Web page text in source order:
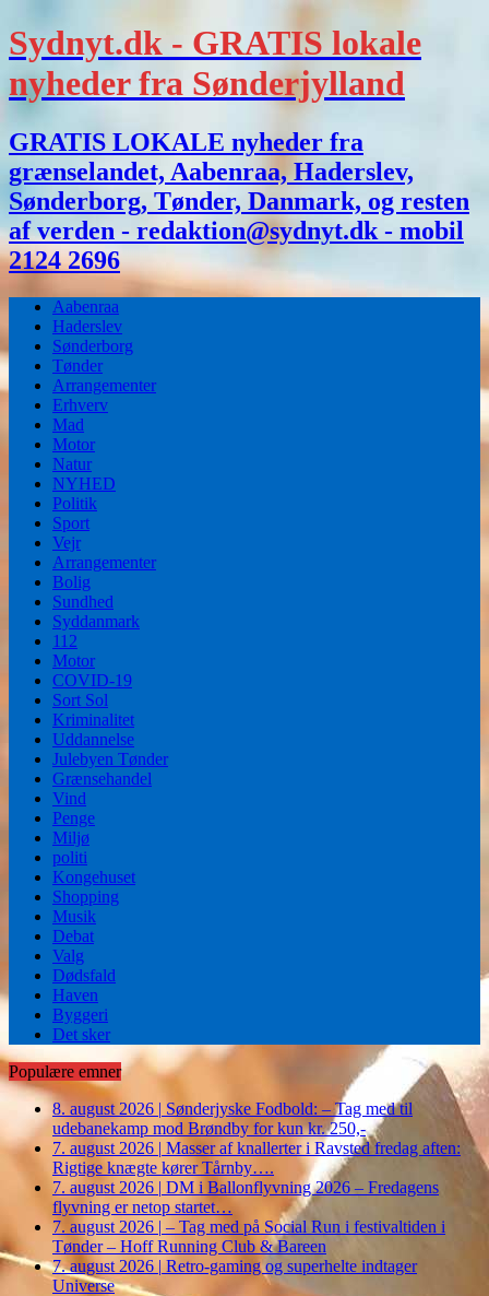
Sydnyt.dk - GRATIS lokale
nyheder fra Sønderjylland
GRATIS LOKALE nyheder fra
grænselandet, Aabenraa, Haderslev,
Sønderborg, Tønder, Danmark, og resten
af verden - redaktion@sydnyt.dk - mobil
2124 2696
Aabenraa
Haderslev
Sønderborg
Tønder
Arrangementer
Erhverv
Mad
Motor
Natur
NYHED
Politik
Sport
Vejr
Arrangementer
Bolig
Sundhed
Syddanmark
112
Motor
COVID-19
Sort Sol
Kriminalitet
Uddannelse
Julebyen Tønder
Grænsehandel
Vind
Penge
Miljø
politi
Kongehuset
Shopping
Musik
Debat
Valg
Dødsfald
Haven
Byggeri
Det sker
Populære emner
8. august 2026 | Sønderjyske Fodbold: – Tag med til
udebanekamp mod Brøndby for kun kr. 250,-
7. august 2026 | Masser af knallerter i Ravsted fredag aften:
Rigtige knægte kører Tårnby….
7. august 2026 | DM i Ballonflyvning 2026 – Fredagens
flyvning er netop startet…
7. august 2026 | – Tag med på Social Run i festivaltiden i
Tønder – Hoff Running Club & Bareen
7. august 2026 | Retro-gaming og superhelte indtager
Universe